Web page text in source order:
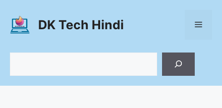
content
DK Tech Hindi Menu